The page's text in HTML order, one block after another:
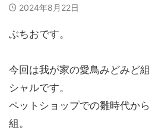
2024年8月22日
ぶちおです。
今回は我が家の愛鳥みどみど
シャルです。
ペットショップでの雛時代か
組。